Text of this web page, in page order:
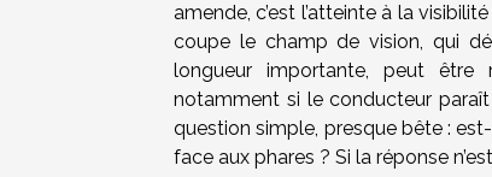
amende, c’est l’atteinte à la
coupe le champ de vision, qui
longueur importante, peut être
notamment si le conducteur
question simple, presque bête :
face aux phares ? Si la réponse